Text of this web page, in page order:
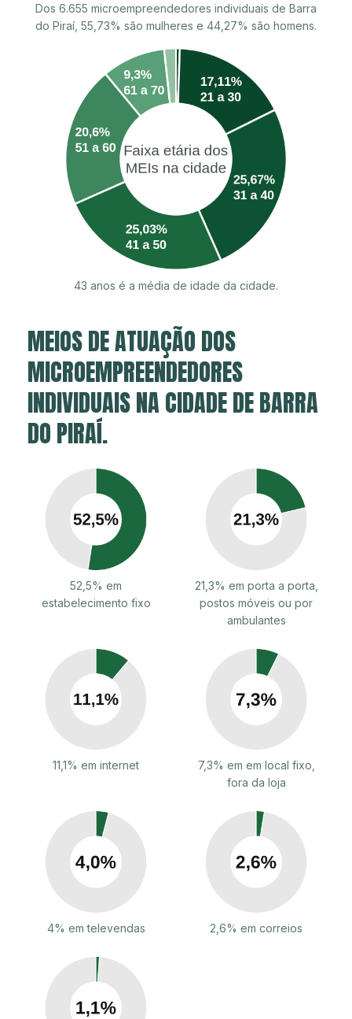
Dos 6.655 microempreendedores individuais de Barra
do Piraí, 55,73% são mulheres e 44,27% são homens.
43 anos é a média de idade da cidade.
MEIOS DE ATUAÇÃO DOS
MICROEMPREENDEDORES
INDIVIDUAIS NA CIDADE DE BARRA
DO PIRAÍ.
52,5% em
estabelecimento fixo
21,3% em porta a porta,
postos móveis ou por
ambulantes
11,1% em internet
7,3% em em local fixo,
fora da loja
4% em televendas 2,6% em correios